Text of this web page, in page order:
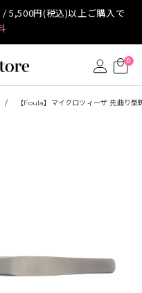
5,500円(税込)以上ご購入で
0
【Foula】マイクロツィーザ 先曲り